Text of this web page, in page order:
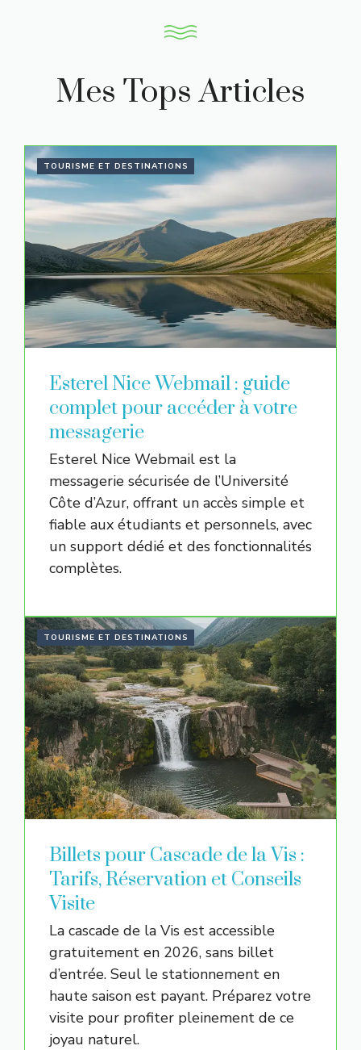
Mes Tops Articles
TOURISME ET DESTINATIONS
Esterel Nice Webmail : guide
complet pour accéder à votre
messagerie
Esterel Nice Webmail est la
messagerie sécurisée de l’Université
Côte d’Azur, offrant un accès simple et
fiable aux étudiants et personnels, avec
un support dédié et des fonctionnalités
complètes.
TOURISME ET DESTINATIONS
Billets pour Cascade de la Vis :
Tarifs, Réservation et Conseils
Visite
La cascade de la Vis est accessible
gratuitement en 2026, sans billet
d’entrée. Seul le stationnement en
haute saison est payant. Préparez votre
visite pour profiter pleinement de ce
joyau naturel.